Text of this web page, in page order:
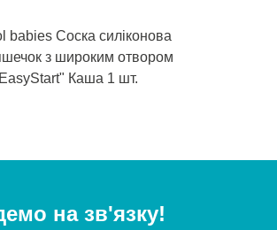
babies Соска силіконова
з широким отвором
Каша 1 шт.
на зв'язку!